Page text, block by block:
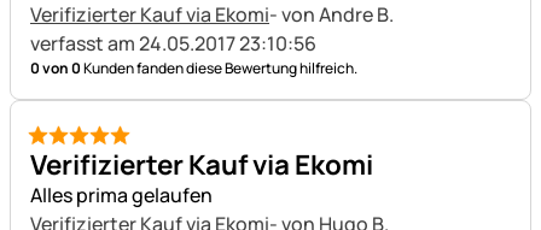
Verifizierter Kauf via Ekomi- von Andre B.
verfasst am 24.05.2017 23:10:56
0 von 0Kunden fanden diese Bewertung hilfreich.
5 von 5
Verifizierter Kauf via Ekomi
Alles prima gelaufen
Verifizierter Kauf via Ekomi- von Hugo B.